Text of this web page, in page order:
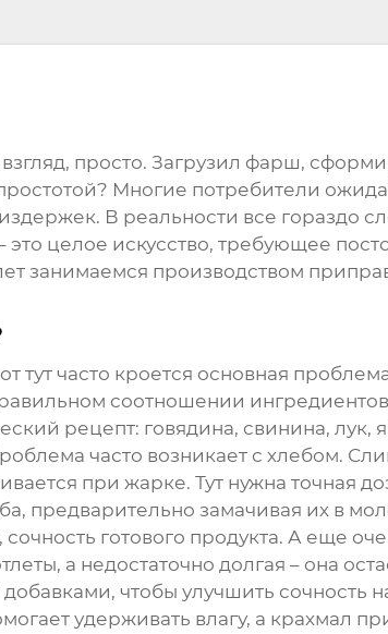
просто. Загрузил фарш,
Многие потребители
В реальности все гораздо
это целое искусство, требующее
занимаемся производством
тут часто кроется основная
соотношении
рецепт: говядина, свинина, лук,
часто возникает с хлебом.
при жарке. Тут нужна точная
предварительно замачивая их в
готового продукта. А еще
а недостаточно долгая – она
чтобы улучшить сочность
удерживать влагу, а крахмал